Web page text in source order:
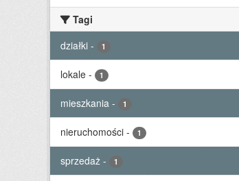
Tagi
działki - 1
lokale - 1
mieszkania - 1
nieruchomości - 1
sprzedaż - 1